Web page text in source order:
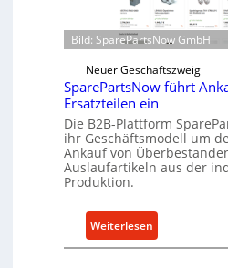
i
r
e
k
t
e
A
n
t
b
n
t
w
i
c
k
e
l
t
0
-
Bild: SparePartsNow GmbH
Neuer Geschäftszweig
SparePartsNow führt
Ersatzteilen ein
Die B2B-Plattform
ihr Geschäftsmodell um
Ankauf von
Auslaufartikeln aus der
Produktion.
Weiterlesen
S